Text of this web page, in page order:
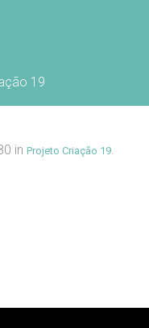
19
in Projeto Criação 19.